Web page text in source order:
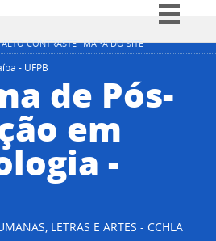
ALTO CONTRASTE MAPA DO SITE
Simplifique!
Participe
Legislação
Canais
- UFPB
de Pós-
em
-
LETRAS E ARTES - CCHLA